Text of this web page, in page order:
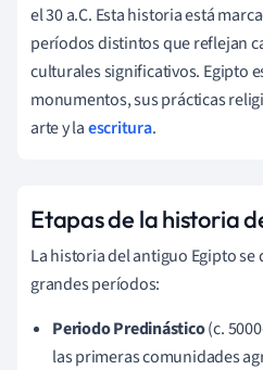
el 30 a.C. Esta historia está
períodos distintos que reflejan
culturales significativos. Egipto
monumentos, sus prácticas
arte y laescritura.
Etapas de la historia
La historia del antiguo Egipto
grandes períodos:
Periodo Predinástico(c.
las primeras comunidades